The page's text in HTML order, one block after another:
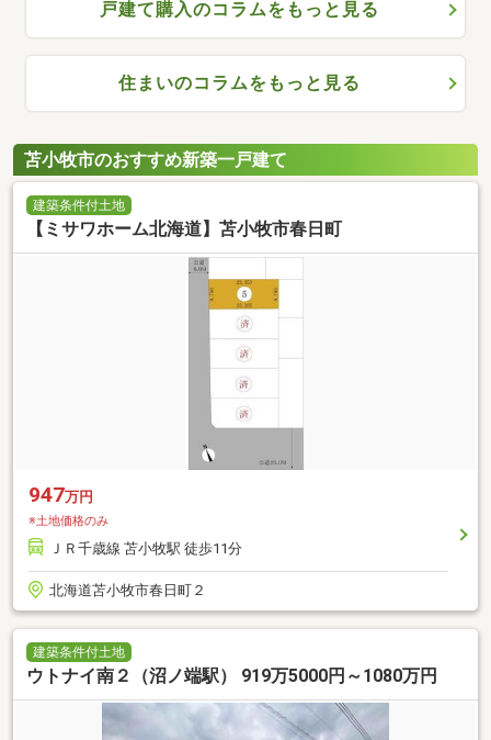
戸建て購入のコラムをもっと見る
住まいのコラムをもっと見る
苫小牧市のおすすめ新築一戸建て
建築条件付土地
【ミサワホーム北海道】苫小牧市春日町
947万円
※土地価格のみ
ＪＲ千歳線 苫小牧駅 徒歩11分
北海道苫小牧市春日町２
建築条件付土地
ウトナイ南２（沼ノ端駅） 919万5000円～1080万円